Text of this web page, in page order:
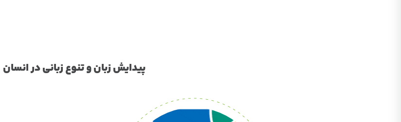
پیدایش زبان و تنوع زبانی در انسان